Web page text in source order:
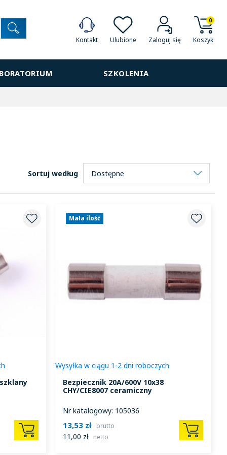
Kontakt Ulubione Zaloguj się Koszyk
0
SZKOLENIA
Sortuj według
Mała ilość
Wysyłka w ciągu 1-2 dni roboczych
Bezpiecznik 20A/600V 10x38
CHY/CIE8007 ceramiczny
Nr katalogowy: 105036
13,53 zł brutto
11,00 zł netto